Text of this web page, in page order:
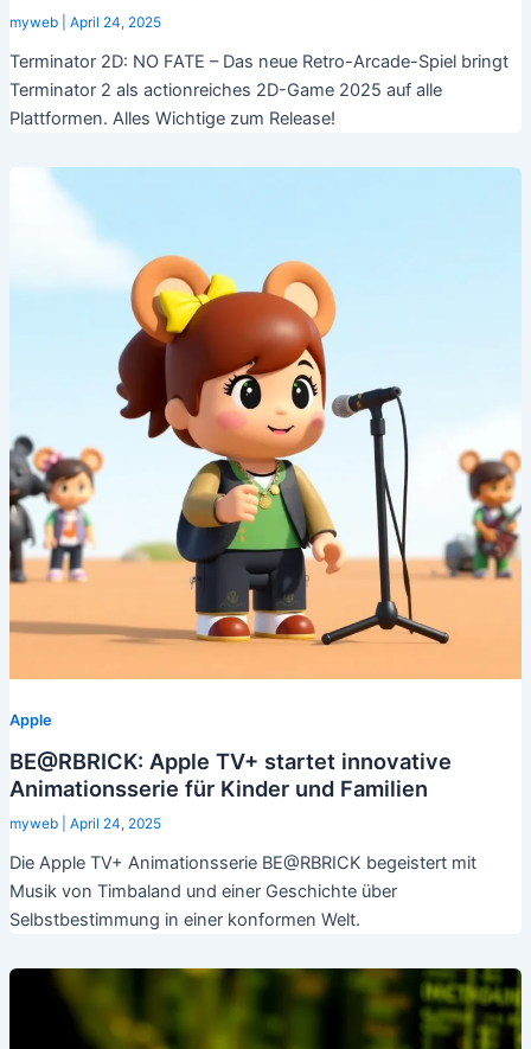
myweb April 24, 2025
Terminator 2D: NO FATE – Das neue Retro-Arcade-Spiel bringt
Terminator 2 als actionreiches 2D-Game 2025 auf alle
Plattformen. Alles Wichtige zum Release!
Apple
BE@RBRICK: Apple TV+ startet innovative
Animationsserie für Kinder und Familien
myweb April 24, 2025
Die Apple TV+ Animationsserie BE@RBRICK begeistert mit
Musik von Timbaland und einer Geschichte über
Selbstbestimmung in einer konformen Welt.